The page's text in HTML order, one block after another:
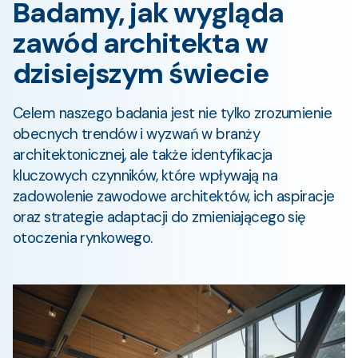
Badamy, jak wygląda
zawód architekta w
dzisiejszym świecie
Celem naszego badania jest nie tylko zrozumienie
obecnych trendów i wyzwań w branży
architektonicznej, ale także identyfikacja
kluczowych czynników, które wpływają na
zadowolenie zawodowe architektów, ich aspiracje
oraz strategie adaptacji do zmieniającego się
otoczenia rynkowego.